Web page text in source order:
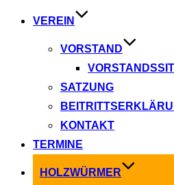
VEREIN
VORSTAND
SATZUNG
KONTAKT
TERMINE
HOLZWÜRMER